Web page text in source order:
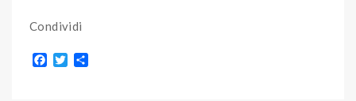
Condividi
T